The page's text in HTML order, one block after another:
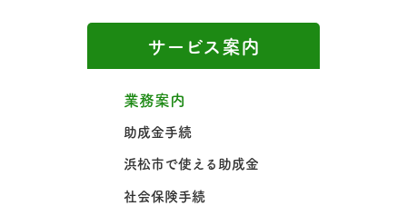
サービス案内
業務案内
助成金手続
浜松市で使える助成金
社会保険手続